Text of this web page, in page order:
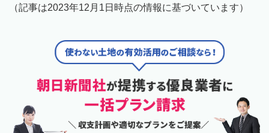
（記事は2023年12月1日時点の情報に基づいています）